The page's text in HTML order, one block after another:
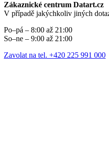
Zákaznické centrum Datart.cz
V případě jakýchkoliv jiných
Po–pá – 8:00 až 21:00
So–ne – 9:00 až 21:00
Zavolat na tel. +420 225 991 000